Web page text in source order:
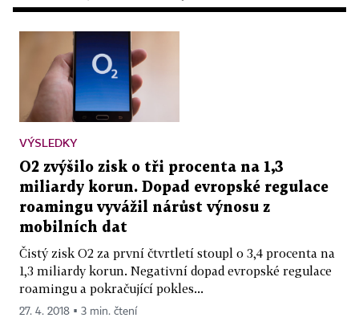
VÝSLEDKY
O2 zvýšilo zisk o tři procenta na 1,3
miliardy korun. Dopad evropské regulace
roamingu vyvážil nárůst výnosu z
mobilních dat
Čistý zisk O2 za první čtvrtletí stoupl o 3,4 procenta na
1,3 miliardy korun. Negativní dopad evropské regulace
roamingu a pokračující pokles...
27. 4. 2018 ▪ 3 min. čtení